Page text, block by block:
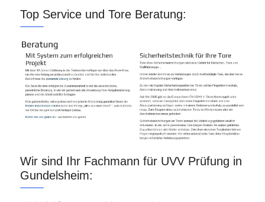
Top Service und Tore Beratung:
Wir sind Ihr Fachmann für UVV Prüfung in
Gundelsheim: